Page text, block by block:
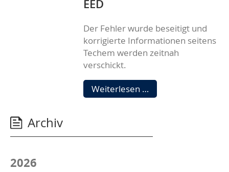
EED
Der Fehler wurde beseitigt und
korrigierte Informationen seitens
Techem werden zeitnah
verschickt.
Weiterlesen … Wichtige
Information
Archiv
2026